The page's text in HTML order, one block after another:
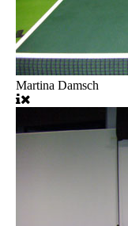
Martina Damsch